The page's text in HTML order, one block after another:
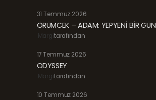
31 Temmuz 2026
ÖRÜMCEK – ADAM: YEPYENİ BİR GÜN
Margitarafından
17 Temmuz 2026
ODYSSEY
Margitarafından
10 Temmuz 2026